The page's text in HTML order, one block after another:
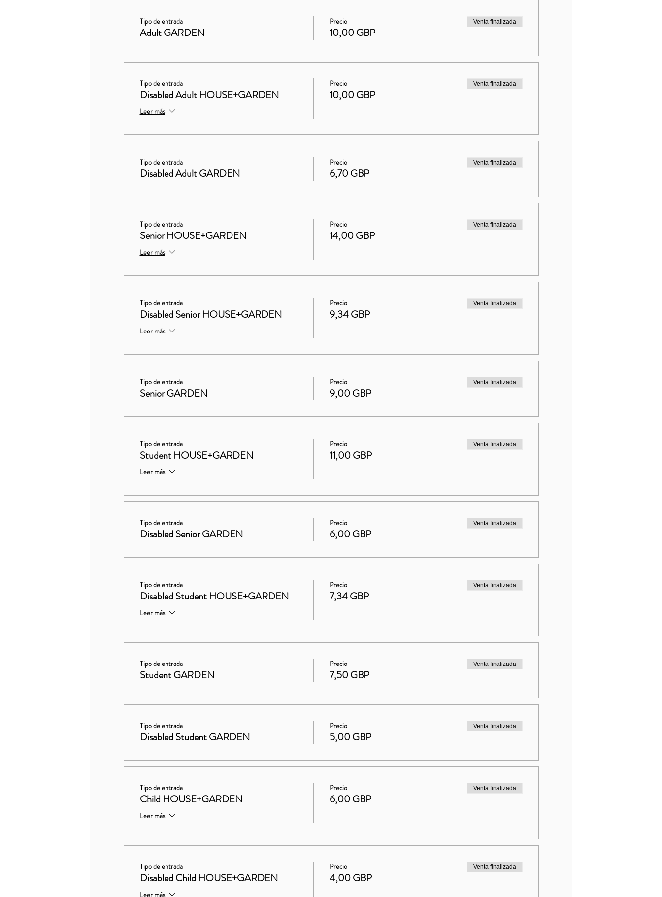
Tipo de entrada
Adult GARDEN
Precio
10,00 GBP
Venta finalizada
Tipo de entrada
Disabled Adult HOUSE+GARDEN
Leer más
Precio
10,00 GBP
Venta finalizada
Tipo de entrada
Disabled Adult GARDEN
Precio
6,70 GBP
Venta finalizada
Tipo de entrada
Senior HOUSE+GARDEN
Leer más
Precio
14,00 GBP
Venta finalizada
Tipo de entrada
Disabled Senior HOUSE+GARDEN
Leer más
Precio
9,34 GBP
Venta finalizada
Tipo de entrada
Senior GARDEN
Precio
9,00 GBP
Venta finalizada
Tipo de entrada
Student HOUSE+GARDEN
Leer más
Precio
11,00 GBP
Venta finalizada
Tipo de entrada
Disabled Senior GARDEN
Precio
6,00 GBP
Venta finalizada
Tipo de entrada
Disabled Student HOUSE+GARDEN
Leer más
Precio
7,34 GBP
Venta finalizada
Tipo de entrada
Student GARDEN
Precio
7,50 GBP
Venta finalizada
Tipo de entrada
Disabled Student GARDEN
Precio
5,00 GBP
Venta finalizada
Tipo de entrada
Child HOUSE+GARDEN
Leer más
Precio
6,00 GBP
Venta finalizada
Tipo de entrada
Disabled Child HOUSE+GARDEN
Leer más
Precio
4,00 GBP
Venta finalizada